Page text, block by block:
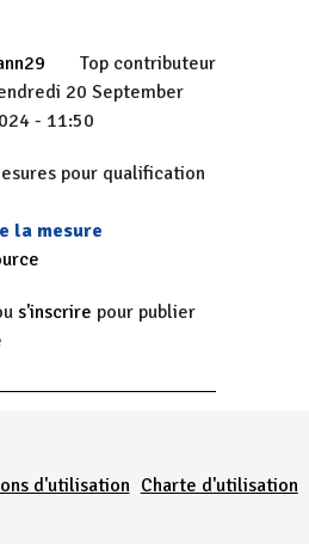
Top contributeur
20 September
- 11:50
pour qualification
la mesure
s'inscrire pour publier
d'utilisation Charte d'utilisation